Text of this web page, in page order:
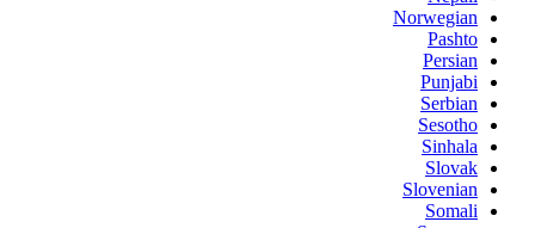
Norwegian
Pashto
Persian
Punjabi
Serbian
Sesotho
Sinhala
Slovak
Slovenian
Somali